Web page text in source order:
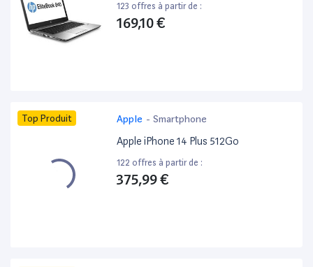
123 offres à partir de :
169,10 €
Top Produit Apple - Smartphone
Apple iPhone 14 Plus 512Go
122 offres à partir de :
375,99 €